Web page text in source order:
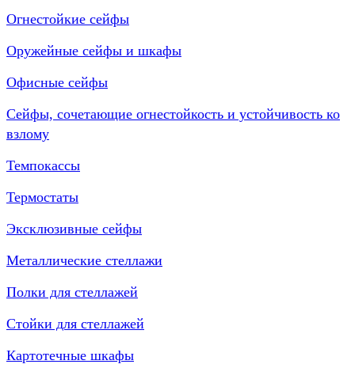
Огнестойкие сейфы
Оружейные сейфы и шкафы
Офисные сейфы
Сейфы, сочетающие огнестойкость и устойчивость ко
взлому
Темпокассы
Термостаты
Эксклюзивные сейфы
Металлические стеллажи
Полки для стеллажей
Стойки для стеллажей
Картотечные шкафы